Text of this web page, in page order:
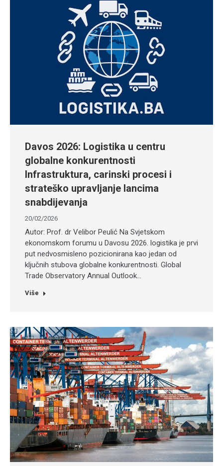
Davos 2026: Logistika u centru
globalne konkurentnosti
Infrastruktura, carinski procesi i
strateško upravljanje lancima
snabdijevanja
20/02/2026
Autor: Prof. dr Velibor Peulić Na Svjetskom
ekonomskom forumu u Davosu 2026. logistika je prvi
put nedvosmisleno pozicionirana kao jedan od
ključnih stubova globalne konkurentnosti. Global
Trade Observatory Annual Outlook…
Više